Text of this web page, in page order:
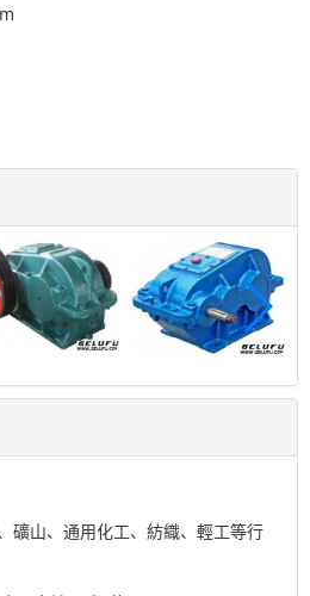
礦山、通用化工、紡織、輕工等行